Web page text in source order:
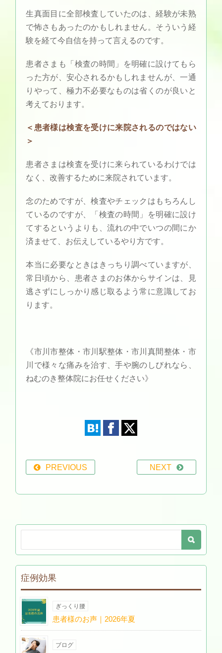
生真面目に全部検査していたのは、経験が未熟
で怖さもあったのかもしれません。そういう経
験を経て今自信を持って言えるのです。
患者さまも「検査の時間」を明確に設けてもら
った方が、安心されるかもしれませんが、一通
りやって、極力不必要なものは省くのが良いと
考えております。
＜患者様は検査を受けに来院されるのではない
＞
患者さまは検査を受けに来られているわけでは
なく、改善するために来院されています。
念のためですが、検査やチェックはもちろんし
ているのですが、「検査の時間」を明確に設け
てするというよりも、流れの中でいつの間にか
済ませて、お伝えしているやり方です。
本当に必要なときはきっちり調べていますが、
常日頃から、患者さまのお体からサインは、見
逃さずにしっかり感じ取るよう常に意識してお
ります。
《市川市整体・市川駅整体・市川真間整体・市
川で様々な痛みを治す、手や腕のしびれなら、
ねむのき整体院にお任せください》
PREVIOUS NEXT
症例効果
ぎっくり腰
患者様のお声｜2026年夏
ブログ